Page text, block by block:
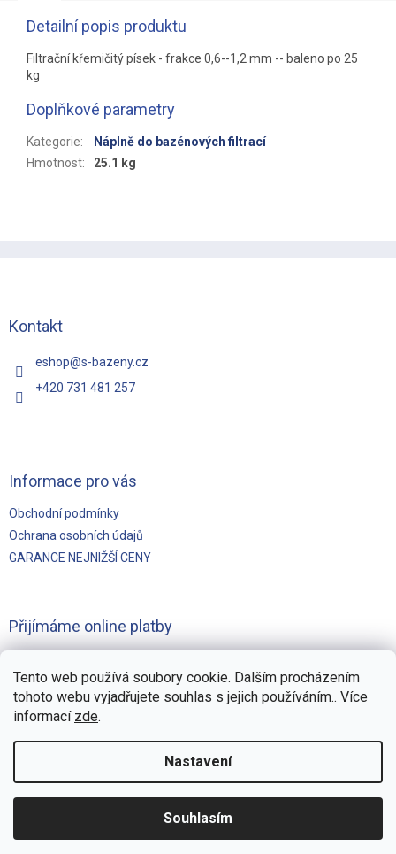
Tento web používá soubory cookie. Dalším procházením
tohoto webu vyjadřujete souhlas s jejich používáním.. Více
informací zde.
Nastavení
Souhlasím
Detailní popis produktu
Filtrační křemičitý písek - frakce 0,6--1,2 mm -- baleno po 25
kg
Doplňkové parametry
Kategorie:
Náplně do bazénových filtrací
Hmotnost: 25.1 kg
Kontakt
eshop@s-bazeny.cz
+420 731 481 257
Informace pro vás
Obchodní podmínky
Ochrana osobních údajů
GARANCE NEJNIŽŠÍ CENY
Přijímáme online platby
vyhrazena.